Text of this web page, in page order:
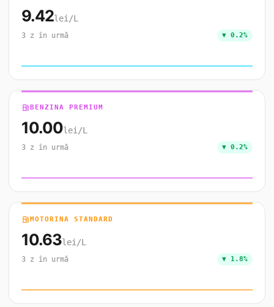
9.42lei/L
3 z în urmă ▼ 0.2%
local_gas_stationBENZINA PREMIUM
10.00lei/L
3 z în urmă ▼ 0.2%
local_gas_stationMOTORINA STANDARD
10.63lei/L
3 z în urmă ▼ 1.8%